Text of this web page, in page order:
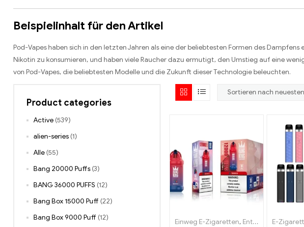
Beispielinhalt für den Artikel
Pod-Vapes haben sich in den letzten Jahren als eine der beliebtesten Formen des
Nikotin zu konsumieren, und haben viele Raucher dazu ermutigt, den Umstieg auf eine
von Pod-Vapes, die beliebtesten Modelle und die Zukunft dieser Technologie beleuchten.
Einweg E-Zigaretten, Enthält N ,Pod
E-
Product categories
Active (539)
alien-series (1)
Alle (55)
Bang 20000 Puffs (3)
BANG 36000 PUFFS (12)
Bang Box 15000 Puff (22)
Bang Box 9000 Puff (12)